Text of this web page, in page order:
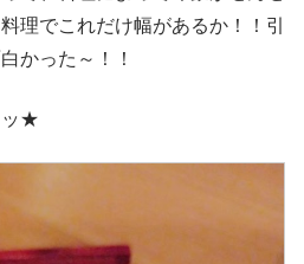
理でこれだけ幅があるか！！引
かった～！！
ッ★